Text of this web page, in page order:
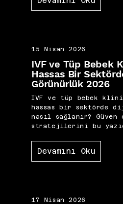
15 Nisan 2026
IVF ve Tüp Bebek
Hassas Bir
Görünürlük 2026
IVF ve tüp bebek
hassas bir sektörde
nasıl sağlanır? Güven
stratejilerini bu
Devamını Oku
17 Nisan 2026